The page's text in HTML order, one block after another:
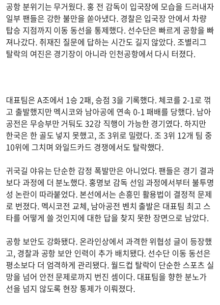
공항 분위기는 무거웠다. 홍 전 감독이 입국장에 모습을 드러내자
일부 팬들은 강한 불만을 쏟아냈다. 경찰은 입국장 안에서 차량
탑승 지점까지 이동 동선을 통제했다. 선수단은 빠르게 공항을 빠
져나갔다. 취재진 질문에 답하는 시간도 길지 않았다. 조별리그
탈락의 여진은 경기장이 아니라 인천공항에서 다시 터졌다.
대표팀은 A조에서 1승 2패, 승점 3을 기록했다. 체코를 2-1로 꺾
고 출발했지만 멕시코와 남아공에 연속 0-1 패배를 당했다. 남아
공전은 무승부만 거둬도 32강 직행이 가능한 경기였다. 하지만
한국은 한 골도 넣지 못했고, 조 3위로 밀렸다. 조 3위 12개 팀 중
10위에 그치며 와일드카드 경쟁에서도 탈락했다.
귀국길 야유는 단순한 감정 폭발만은 아니었다. 팬들은 경기 결과
보다 과정에 더 분노했다. 홍명보 감독 선임 과정에서부터 불투명
성 논란이 따라붙었다. 본선에서는 손흥민 활용법이 결정적 문제
로 번졌다. 멕시코전 교체, 남아공전 벤치 출발은 대표팀 최고 스
타를 어떻게 쓸 것인지에 대한 답을 찾지 못한 장면으로 남았다.
공항 보안도 강화됐다. 온라인상에서 과격한 위협성 글이 등장했
고, 경찰과 공항 보안 인력이 추가 배치됐다. 선수단 이동 동선은
평소보다 더 엄격하게 관리됐다. 월드컵 탈락이 단순한 스포츠 실
망을 넘어 안전 문제로까지 번진 셈이다. 대표팀을 향한 분노가
선을 넘지 않도록 현장 통제가 이뤄졌다.